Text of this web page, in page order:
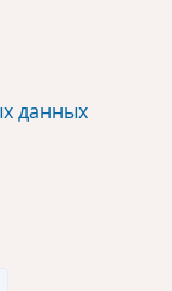
данных